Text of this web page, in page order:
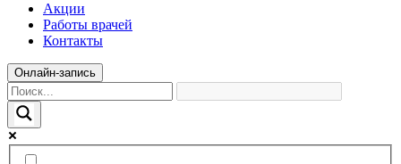
Акции
Работы врачей
Контакты
Онлайн-запись